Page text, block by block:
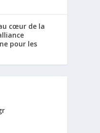
cœur de la
pour les